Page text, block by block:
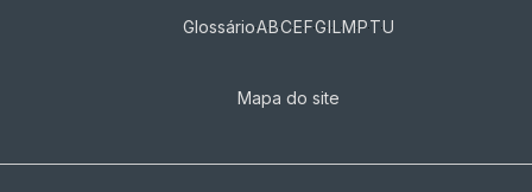
GlossárioABCEFGILMPTU
Mapa do site